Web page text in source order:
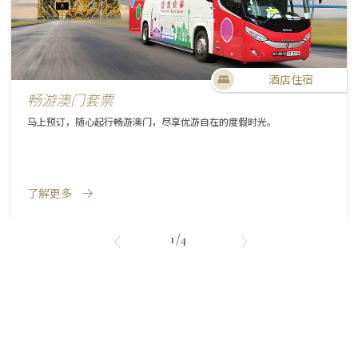
酒店住宿
畅游澳门套票
马上预订，随心起行畅游澳门，尽享优游自在的度假时光。
了解更多
1/4